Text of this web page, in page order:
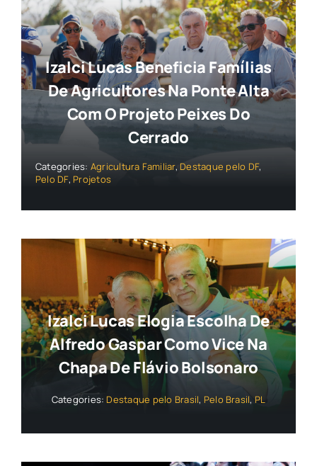
Izalci Lucas Beneficia Famílias
De Agricultores Na Ponte Alta
Com O Projeto Peixes Do
Cerrado
Categories: Agricultura Familiar,Destaque pelo DF,
Pelo DF, Projetos
Izalci Lucas Elogia Escolha De
Alfredo Gaspar Como Vice Na
Chapa De Flávio Bolsonaro
Categories: Destaque pelo Brasil, Pelo Brasil, PL